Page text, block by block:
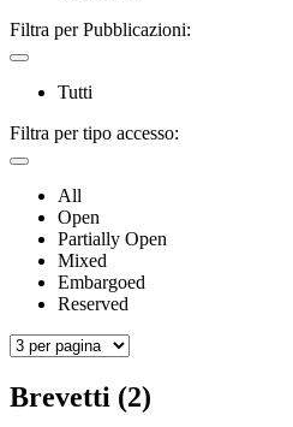
Filtra per Pubblicazioni:
Tutti
Filtra per tipo accesso:
All
Open
Partially Open
Mixed
Embargoed
Reserved
Brevetti (2)